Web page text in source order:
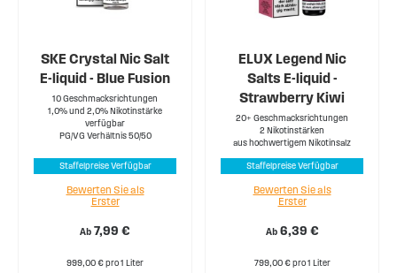
SKE Crystal Nic Salt
E-liquid - Blue Fusion
10 Geschmacksrichtungen
1,0% und 2,0% Nikotinstärke
verfügbar
PG/VG Verhältnis 50/50
Staffelpreise Verfügbar
Ab 7,99 €
Bewerten Sie als
Erster
999,00 € pro 1 Liter
ELUX Legend Nic
Salts E-liquid -
Strawberry Kiwi
20+ Geschmacksrichtungen
2 Nikotinstärken
aus hochwertigem Nikotinsalz
Staffelpreise Verfügbar
Ab 6,39 €
Bewerten Sie als
Erster
799,00 € pro 1 Liter